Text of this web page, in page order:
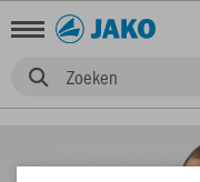
Zoeken